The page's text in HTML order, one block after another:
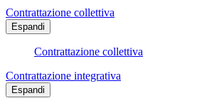
Contrattazione collettiva
Espandi
Contrattazione collettiva
Contrattazione integrativa
Espandi